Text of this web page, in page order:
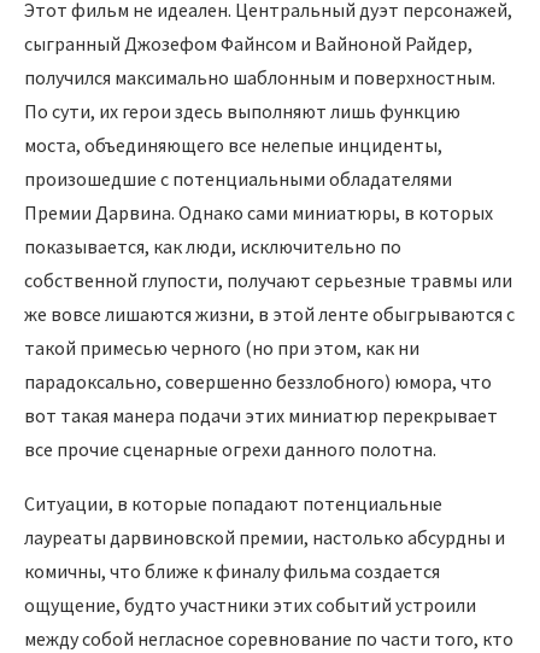
Этот фильм не идеален. Центральный дуэт персонажей,
сыгранный Джозефом Файнсом и Вайноной Райдер,
получился максимально шаблонным и поверхностным.
По сути, их герои здесь выполняют лишь функцию
моста, объединяющего все нелепые инциденты,
произошедшие с потенциальными обладателями
Премии Дарвина. Однако сами миниатюры, в которых
показывается, как люди, исключительно по
собственной глупости, получают серьезные травмы или
же вовсе лишаются жизни, в этой ленте обыгрываются с
такой примесью черного (но при этом, как ни
парадоксально, совершенно беззлобного) юмора, что
вот такая манера подачи этих миниатюр перекрывает
все прочие сценарные огрехи данного полотна.
Ситуации, в которые попадают потенциальные
лауреаты дарвиновской премии, настолько абсурдны и
комичны, что ближе к финалу фильма создается
ощущение, будто участники этих событий устроили
между собой негласное соревнование по части того, кто